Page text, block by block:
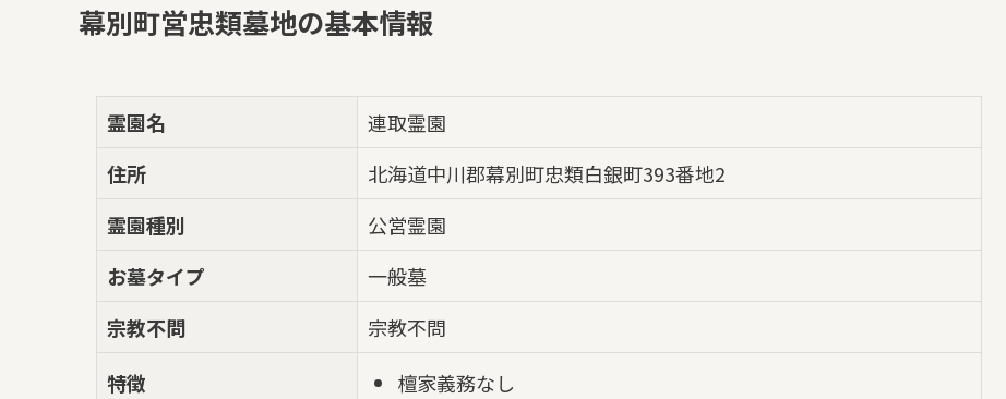
幕別町営忠類墓地の基本情報
霊園名
連取霊園
住所
北海道中川郡幕別町忠類白銀町393番地2
霊園種別
公営霊園
お墓タイプ
一般墓
宗教不問
宗教不問
特徴
檀家義務なし